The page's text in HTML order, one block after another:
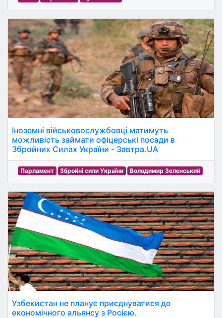
Іноземні військовослужбовці матимуть
можливість займати офіцерські посади в
Збройних Силах України - Завтра.UA
Парламент Збройні сили України Володимир Зеленський
Узбекистан не планує приєднуватися до
економічного альянсу з Росією.